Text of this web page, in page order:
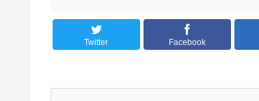
Twitter Facebook